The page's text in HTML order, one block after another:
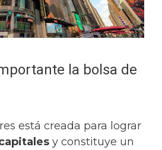
la bolsa de
está creada para lograr
y constituye un